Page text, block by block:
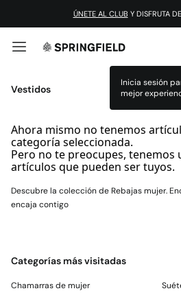
ÚNETE AL CLUB Y DISFRUTA
Inicia sesión
mejor
Vestidos
Ahora mismo no tenemos
categoría seleccionada.
Pero no te preocupes, tenemos
artículos que pueden ser tuyos.
Descubre la colección de Rebajas mujer.
encaja contigo
Categorías más visitadas
Chamarras de mujer